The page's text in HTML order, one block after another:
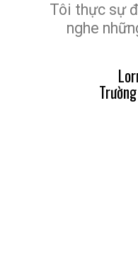
Tôi thực sự
nghe